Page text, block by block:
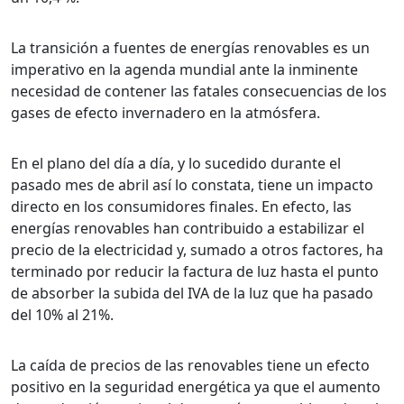
La transición a fuentes de energías renovables es un
imperativo en la agenda mundial ante la inminente
necesidad de contener las fatales consecuencias de los
gases de efecto invernadero en la atmósfera.
En el plano del día a día, y lo sucedido durante el
pasado mes de abril así lo constata, tiene un impacto
directo en los consumidores finales. En efecto, las
energías renovables han contribuido a estabilizar el
precio de la electricidad y, sumado a otros factores, ha
terminado por reducir la factura de luz hasta el punto
de absorber la subida del IVA de la luz que ha pasado
del 10% al 21%.
La caída de precios de las renovables tiene un efecto
positivo en la seguridad energética ya que el aumento